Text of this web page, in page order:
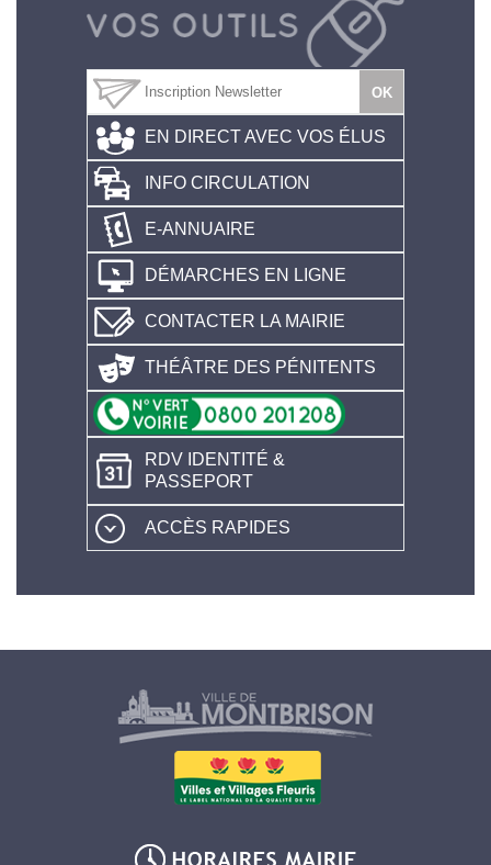
EN DIRECT AVEC VOS ÉLUS
INFO CIRCULATION
E-ANNUAIRE
DÉMARCHES EN LIGNE
CONTACTER LA MAIRIE
THÉÂTRE DES PÉNITENTS
RDV IDENTITÉ &
PASSEPORT
ACCÈS RAPIDES